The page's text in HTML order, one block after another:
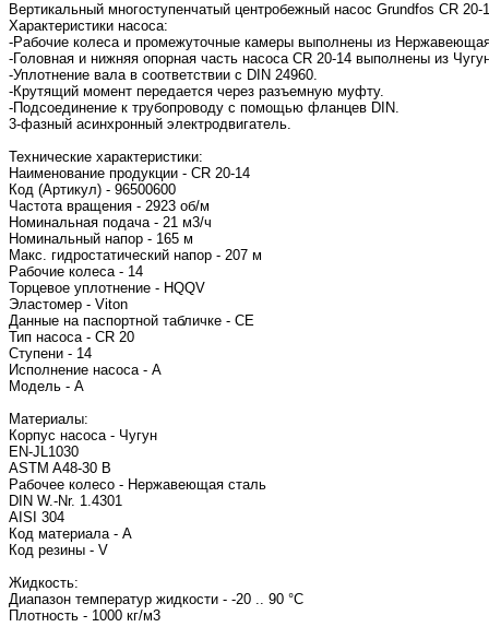
Вертикальный многоступенчатый центробежный насос Grundfos CR
Характеристики насоса:
-Рабочие колеса и промежуточные камеры выполнены из
-Головная и нижняя опорная часть насоса CR 20-14 выполнены из
-Уплотнение вала в соответствии с DIN 24960.
-Крутящий момент передается через разъемную муфту.
-Подсоединение к трубопроводу с помощью фланцев DIN.
3-фазный асинхронный электродвигатель.
Технические характеристики:
Наименование продукции - CR 20-14
Код (Артикул) - 96500600
Частота вращения - 2923 об/м
Номинальная подача - 21 м3/ч
Номинальный напор - 165 м
Макс. гидростатический напор - 207 м
Рабочие колеса - 14
Торцевое уплотнение - HQQV
Эластомер - Viton
Данные на паспортной табличке - CE
Тип насоса - CR 20
Ступени - 14
Исполнение насоса - A
Модель - A
Материалы:
Корпус насоса - Чугун
EN-JL1030
ASTM A48-30 B
Рабочее колесо - Нержавеющая сталь
DIN W.-Nr. 1.4301
AISI 304
Код материала - A
Код резины - V
Жидкость:
Диапазон температур жидкости - -20 .. 90 °C
Плотность - 1000 кг/м3